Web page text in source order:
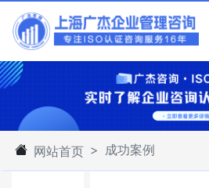
网站首页 成功案例